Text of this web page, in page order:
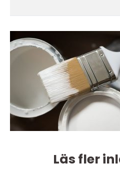
Läs fler